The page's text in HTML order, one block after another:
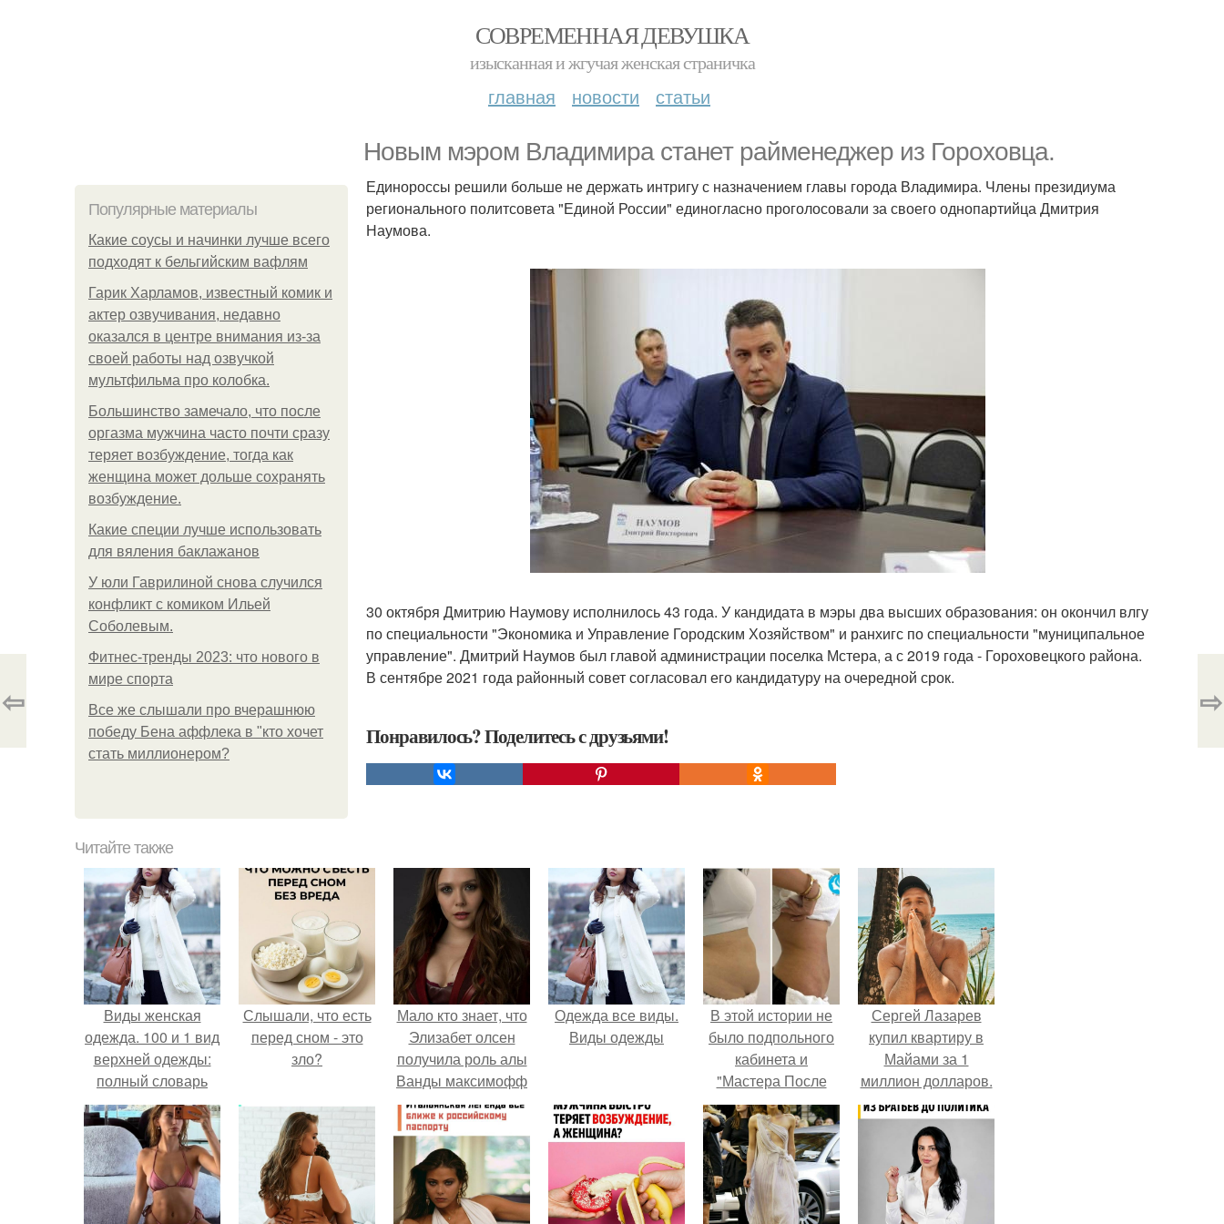
СОВРЕМЕННАЯ ДЕВУШКА
изысканная и жгучая женская страничка
главная новости статьи
Новым мэром Владимира станет райменеджер из Гороховца.
Популярные материалы
Какие соусы и начинки лучше всего
подходят к бельгийским вафлям
Гарик Харламов, известный комик и
актер озвучивания, недавно
оказался в центре внимания из-за
своей работы над озвучкой
мультфильма про колобка.
Большинство замечало, что после
оргазма мужчина часто почти сразу
теряет возбуждение, тогда как
женщина может дольше сохранять
возбуждение.
Какие специи лучше использовать
для вяления баклажанов
У юли Гаврилиной снова случился
конфликт с комиком Ильей
Соболевым.
Фитнес-тренды 2023: что нового в
мире спорта
Все же слышали про вчерашнюю
победу Бена аффлека в "кто хочет
стать миллионером?
Единороссы решили больше не держать интригу с назначением главы города Владимира. Члены президиума
регионального политсовета "Единой России" единогласно проголосовали за своего однопартийца Дмитрия
Наумова.
30 октября Дмитрию Наумову исполнилось 43 года. У кандидата в мэры два высших образования: он окончил влгу
по специальности "Экономика и Управление Городским Хозяйством" и ранхигс по специальности "муниципальное
управление". Дмитрий Наумов был главой администрации поселка Мстера, а с 2019 года - Гороховецкого района.
В сентябре 2021 года районный совет согласовал его кандидатуру на очередной срок.
Понравилось? Поделитесь с друзьями!
⇦ ⇨
Читайте также
Виды женская
одежда. 100 и 1 вид
верхней одежды:
полный словарь
видов пальто,
курток и прочего
Слышали, что есть
перед сном - это
зло?
Мало кто знает, что
Элизабет олсен
получила роль алы
Ванды максимофф
не сразу.
Одежда все виды.
Виды одежды
В этой истории не
было подпольного
кабинета и
"Мастера После
Двухнедельных
Курсов".
Сергей Лазарев
купил квартиру в
Майами за 1
миллион долларов.